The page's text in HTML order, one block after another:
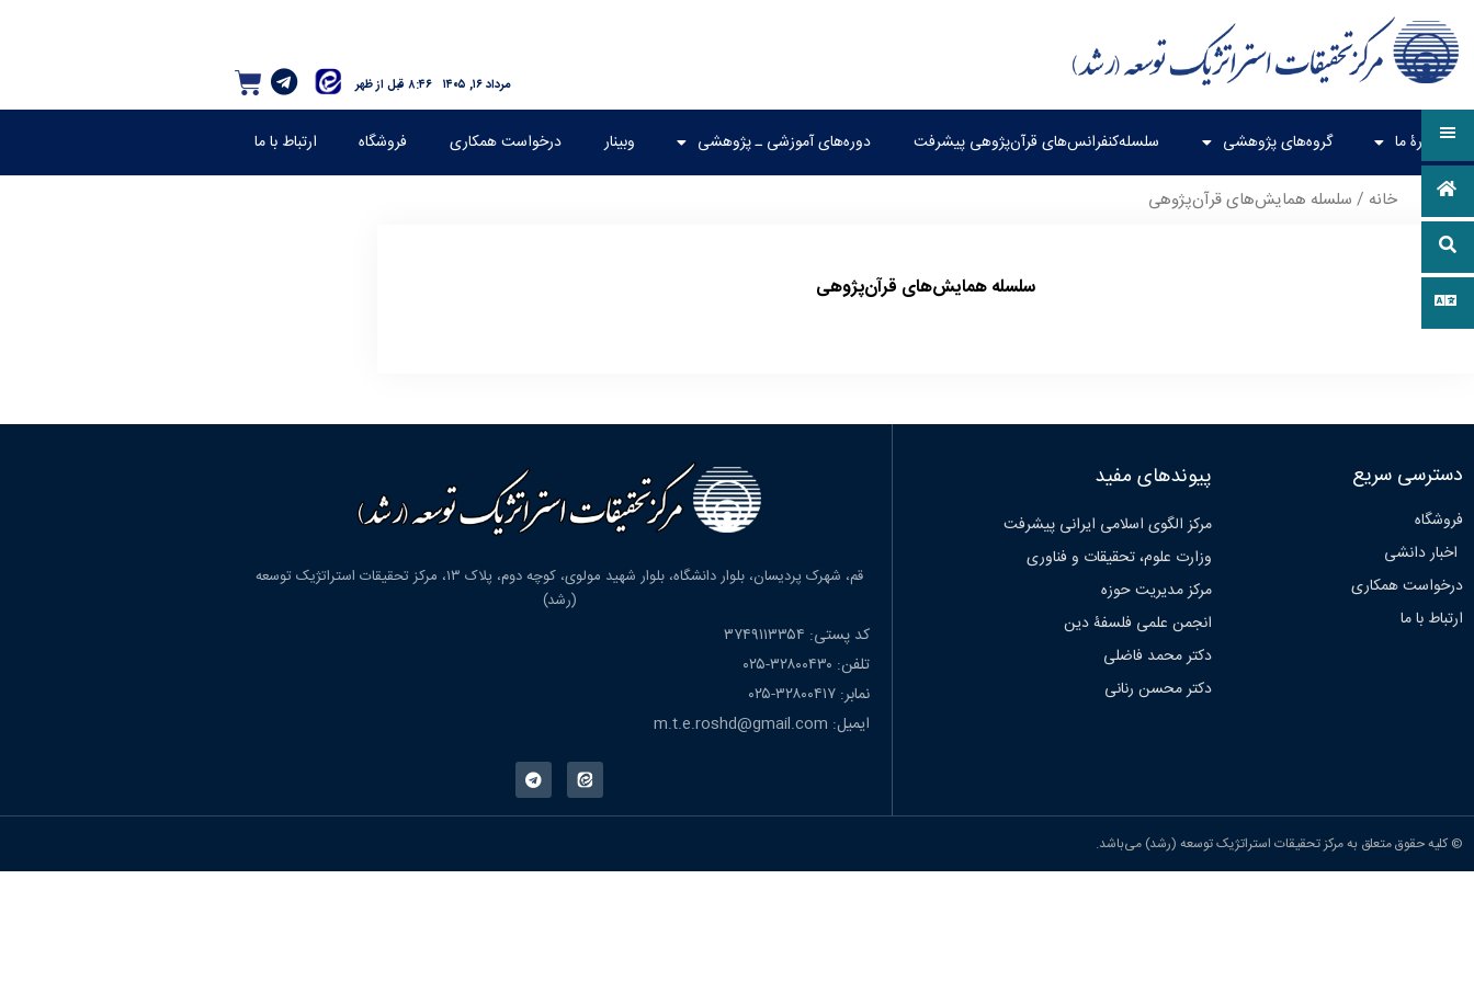
۸:۴۶ قبل از ظهر مرداد ۱۶, ۱۴۰۵
دربارۀ ما گروه‌های پژوهشی سلسله‌کنفرانس‌های قرآن‌پژوهی پیشرفت دوره‌های آموزشی ـ پژوهشی وبینار درخواست همکاری فروشگاه ارتباط با ما
خانه / سلسله همایش‌های قرآن‌پژوهی
سلسله همایش‌های قرآن‌پژوهی
دسترسی سریع
فروشگاه
اخبار دانشی
درخواست همکاری
ارتباط با ما
پیوندهای مفید
مرکز الگوی اسلامی ایرانی پیشرفت
وزارت علوم، تحقیقات و فناوری
مرکز مدیریت حوزه
انجمن علمی فلسفۀ دین
دکتر محمد فاضلی
دکتر محسن رنانی
قم، شهرک پردیسان، بلوار دانشگاه، بلوار شهید مولوی، کوچه دوم، پلاک ۱۳، مرکز تحقیقات استراتژیک توسعه
(رشد)
کد پستی: ۳۷۴۹۱۱۳۳۵۴
تلفن: ۳۲۸۰۰۴۳۰-۰۲۵
نمابر: ۳۲۸۰۰۴۱۷-۰۲۵
ایمیل: m.t.e.roshd@gmail.com
© کلیه حقوق متعلق به مرکز تحقیقات استراتژیک توسعه (رشد) می‌باشد.